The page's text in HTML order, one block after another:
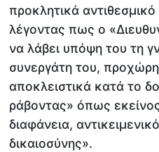
προκλητικά αντιθεσμικό
λέγοντας πως ο
να λάβει υπόψη του τη
συνεργάτη του,
αποκλειστικά κατά το
ράβοντας» όπως
διαφάνεια,
δικαιοσύνης».